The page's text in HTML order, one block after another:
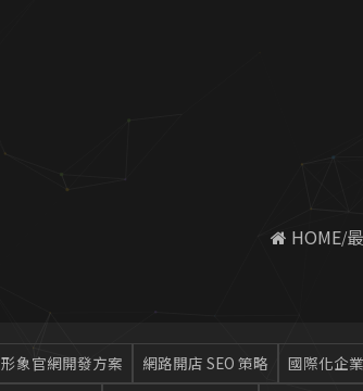
HOME
形象官網開發方案 網路開店 SEO 策略 國際化企